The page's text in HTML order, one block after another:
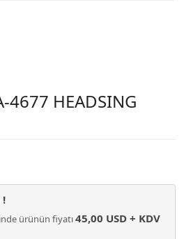
4677 HEADSING
!
ürünün fiyatı45,00 USD + KDV